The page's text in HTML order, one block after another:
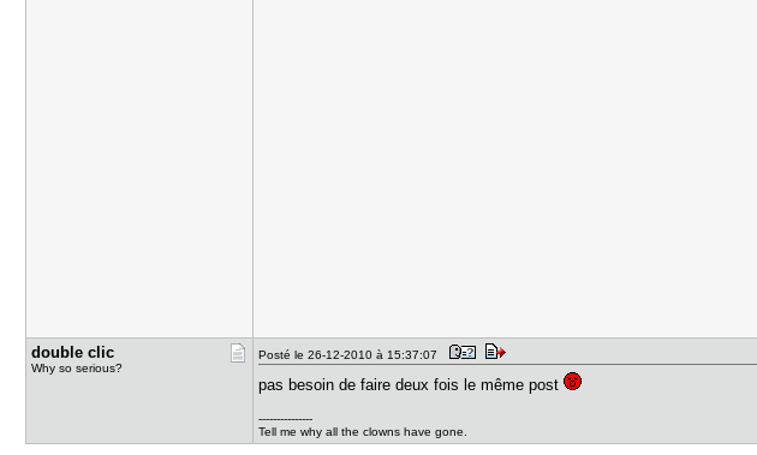
double cli​c
Why so serious?
Posté le 26-12-2010 à 15:37:07
pas besoin de faire deux fois le même post
---------------
Tell me why all the clowns have gone.